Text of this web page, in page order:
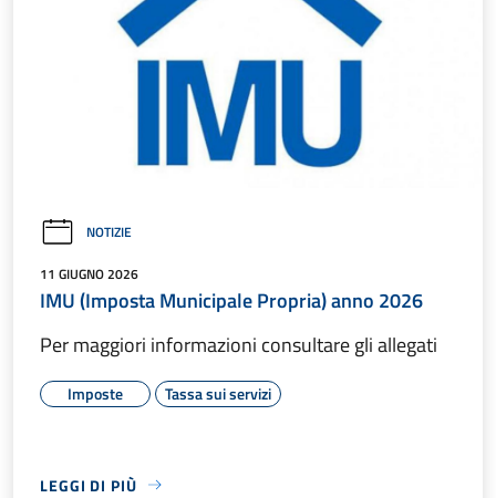
NOTIZIE
11 GIUGNO 2026
IMU (Imposta Municipale Propria) anno 2026
Per maggiori informazioni consultare gli allegati
Imposte Tassa sui servizi
LEGGI DI PIÙ